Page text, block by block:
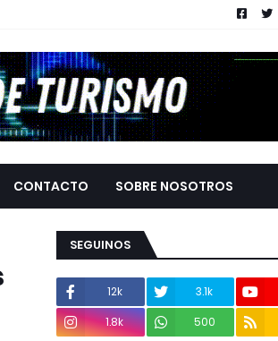
CONTACTO SOBRE NOSOTROS
SEGUINOS
12k 3.1k
1.8k
500